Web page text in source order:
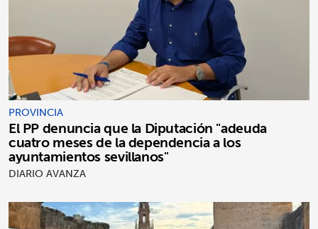
PROVINCIA
El PP denuncia que la Diputación "adeuda
cuatro meses de la dependencia a los
ayuntamientos sevillanos"
DIARIO AVANZA